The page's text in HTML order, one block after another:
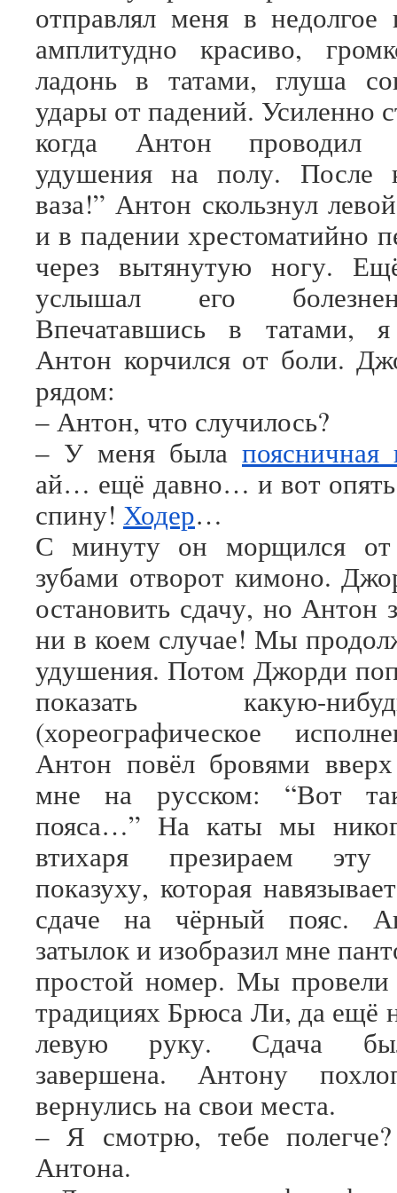
отправлял меня в
амплитудно красиво,
ладонь в татами, глуша
удары от падений. Усиленно
когда Антон проводил
удушения на полу. После
ваза!” Антон скользнул
и в падении хрестоматийно
через вытянутую ногу.
услышал его
Впечатавшись в татами,
Антон корчился от боли.
рядом:
– Антон, что случилось?
– У меня была поясничная
ай… ещё давно… и вот
спину! Ходер…
С минуту он морщился от
зубами отворот кимоно.
остановить сдачу, но Антон
ни в коем случае! Мы
удушения. Потом Джорди
показать какую-
(хореографическое
Антон повёл бровями
мне на русском: “Вот
пояса…” На каты мы
втихаря презираем эту
показуху, которая
сдаче на чёрный пояс.
затылок и изобразил мне
простой номер. Мы
традициях Брюса Ли, да ещё
левую руку. Сдача
завершена. Антону
вернулись на свои места.
– Я смотрю, тебе
Антона.